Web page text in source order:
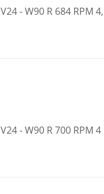
- W90 R 684 RPM
- W90 R 700 RPM